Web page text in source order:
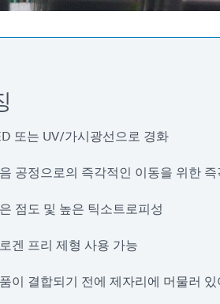
또는 UV/가시광선으로 경화
공정으로의 즉각적인 이동을 위한
점도 및 높은 틱소트로피성
겐 프리 제형 사용 가능
이 결합되기 전에 제자리에 머물러